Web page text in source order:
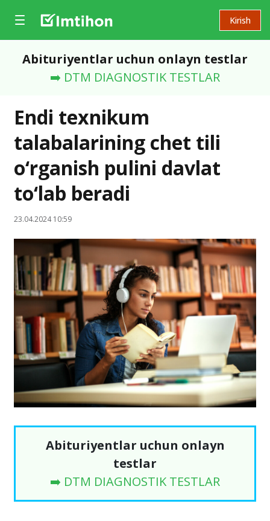
Kirish
Abituriyentlar uchun onlayn testlar
➡️ DTM DIAGNOSTIK TESTLAR
Endi texnikum
talabalarining chet tili
o‘rganish pulini davlat
to‘lab beradi
23.04.2024 10:59
Abituriyentlar uchun onlayn
testlar
➡️ DTM DIAGNOSTIK TESTLAR